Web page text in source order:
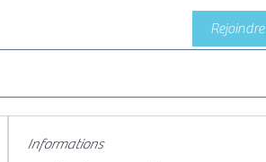
Rejoindre
Informations